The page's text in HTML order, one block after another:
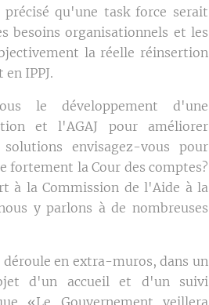
qu'une task force serait
besoins organisationnels et les
la réelle réinsertion
IPPJ.
le développement d'une
et l'AGAJ pour améliorer
envisagez-vous pour
fortement la Cour des comptes?
à la Commission de l'Aide à la
y parlons à de nombreuses
déroule en extra-muros, dans un
d'un accueil et d'un suivi
«Le Gouvernement veillera